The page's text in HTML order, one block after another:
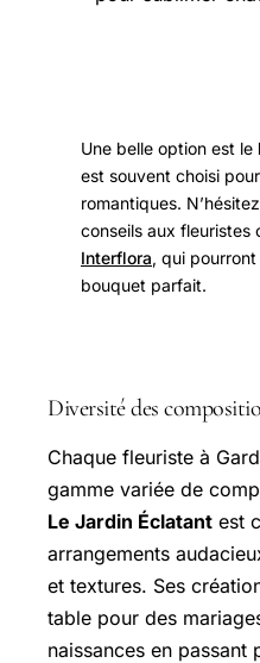
Une belle option est le
est souvent choisi
romantiques.
conseils aux fleuristes
Interflora, qui
bouquet parfait.
Diversité des
Chaque fleuriste à
gamme variée de
Le Jardin Éclatant est
arrangements
et textures. Ses
table pour des
naissances en